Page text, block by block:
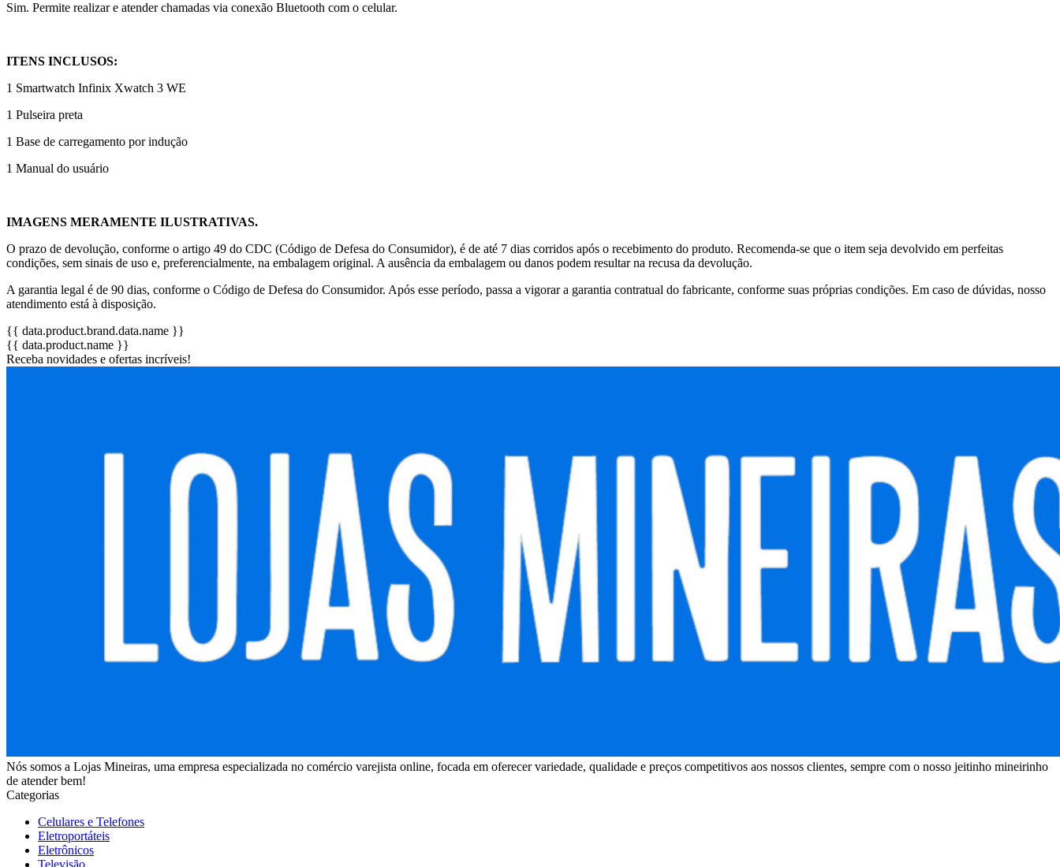
Sim. Permite realizar e atender chamadas via conexão Bluetooth com o celular.
ITENS INCLUSOS:
1 Smartwatch Infinix Xwatch 3 WE
1 Pulseira preta
1 Base de carregamento por indução
1 Manual do usuário
IMAGENS MERAMENTE ILUSTRATIVAS.
O prazo de devolução, conforme o artigo 49 do CDC (Código de Defesa do Consumidor), é de até 7 dias corridos após o recebimento do produto. Recomenda-se que o item seja devolvido em perfeitas
condições, sem sinais de uso e, preferencialmente, na embalagem original. A ausência da embalagem ou danos podem resultar na recusa da devolução.
A garantia legal é de 90 dias, conforme o Código de Defesa do Consumidor. Após esse período, passa a vigorar a garantia contratual do fabricante, conforme suas próprias condições. Em caso de dúvidas, nosso
atendimento está à disposição.
{{ data.product.brand.data.name }}
{{ data.product.name }}
Receba novidades e ofertas incríveis!
Nós somos a Lojas Mineiras, uma empresa especializada no comércio varejista online, focada em oferecer variedade, qualidade e preços competitivos aos nossos clientes, sempre com o nosso jeitinho mineirinho
de atender bem!
Categorias
Celulares e Telefones
Eletroportáteis
Eletrônicos
Televisão